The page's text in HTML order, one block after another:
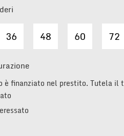
36 48 60 72
è finanziato nel prestito. Tutela il